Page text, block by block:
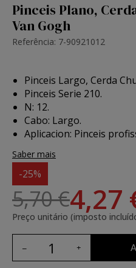
Pinceis Plano,
Van Gogh
Referência: 7-90921012
Pinceis Largo, Cerda
Pinceis Serie 210.
N: 12.
Cabo: Largo.
Aplicacion: Pinceis
Saber mais
-25%
5,70 €4,27
Preço unitário (imposto